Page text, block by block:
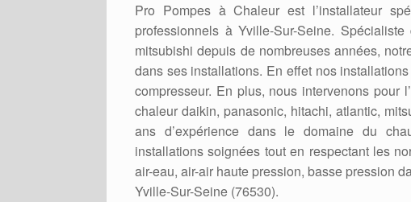
Pro Pompes à Chaleur est l’installateur
professionnels à Yville-Sur-Seine.
mitsubishi depuis de nombreuses années,
dans ses installations. En effet nos
compresseur. En plus, nous intervenons pour
chaleur daikin, panasonic, hitachi, atlantic,
ans d’expérience dans le domaine du
installations soignées tout en respectant les
air-eau, air-air haute pression, basse pression
Yville-Sur-Seine (76530).